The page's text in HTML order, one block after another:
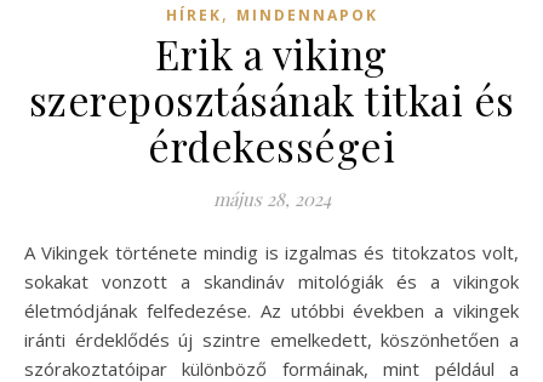
HÍREK, MINDENNAPOK
Erik a viking
szereposztásának titkai és
érdekességei
május 28, 2024
A Vikingek története mindig is izgalmas és titokzatos volt,
sokakat vonzott a skandináv mitológiák és a vikingok
életmódjának felfedezése. Az utóbbi években a vikingek
iránti érdeklődés új szintre emelkedett, köszönhetően a
szórakoztatóipar különböző formáinak, mint például a